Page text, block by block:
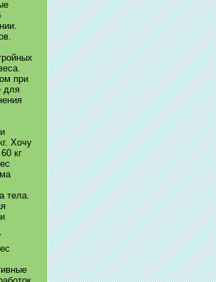
при
для
Хочу
кг
тела.